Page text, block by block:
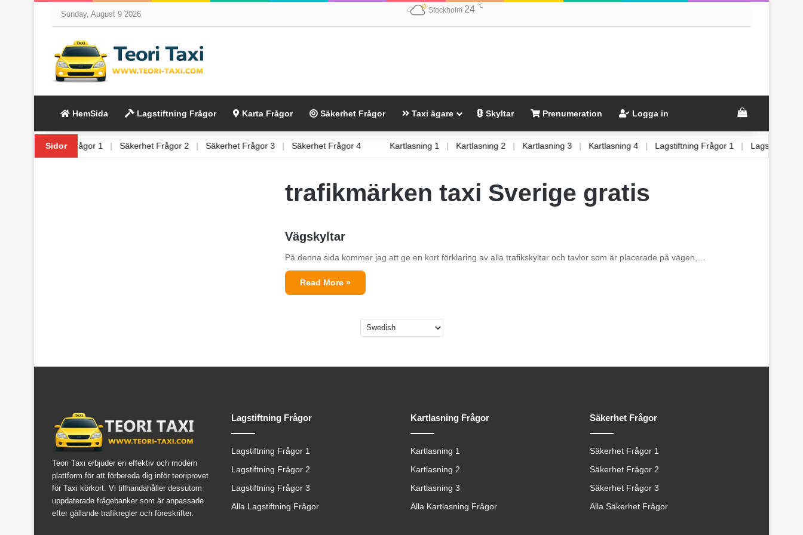
Sunday, August 9 2026 Stockholm 24 ℃
HemSida Lagstiftning Frågor Karta Frågor Säkerhet Frågor Taxi ägare Skyltar Prenumeration Logga in View your
Sidor
Säkerhet Frågor 1 | Säkerhet Frågor 2 | Säkerhet Frågor 3 | Säkerhet Frågor 4 Kartlasning 1 | Kartlasning 2 | Kartlasning 3 | Kartlasning 4 | Lagstiftning Frågor 1 |
trafikmärken taxi Sverige gratis
Vägskyltar
På denna sida kommer jag att ge en kort förklaring av alla trafikskyltar och tavlor som är placerade på vägen,…
Read More »
Teori Taxi erbjuder en effektiv och modern
plattform för att förbereda dig inför teoriprovet
för Taxi körkort. Vi tillhandahåller dessutom
uppdaterade frågebanker som är anpassade
efter gällande trafikregler och föreskrifter.
Lagstiftning Frågor
Lagstiftning Frågor 1
Lagstiftning Frågor 2
Lagstiftning Frågor 3
Alla Lagstiftning Frågor
Kartlasning Frågor
Kartlasning 1
Kartlasning 2
Kartlasning 3
Alla Kartlasning Frågor
Säkerhet Frågor
Säkerhet Frågor 1
Säkerhet Frågor 2
Säkerhet Frågor 3
Alla Säkerhet Frågor